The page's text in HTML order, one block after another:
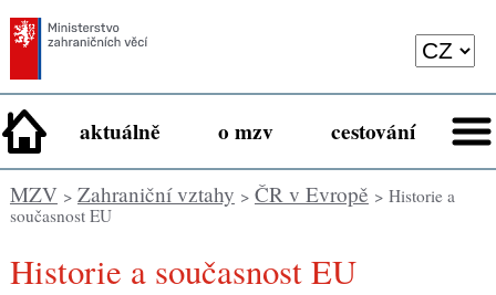
aktuálně o mzv cestování
MZV> Zahraniční vztahy > ČR v Evropě > Historie a
současnost EU
Historie a současnost EU